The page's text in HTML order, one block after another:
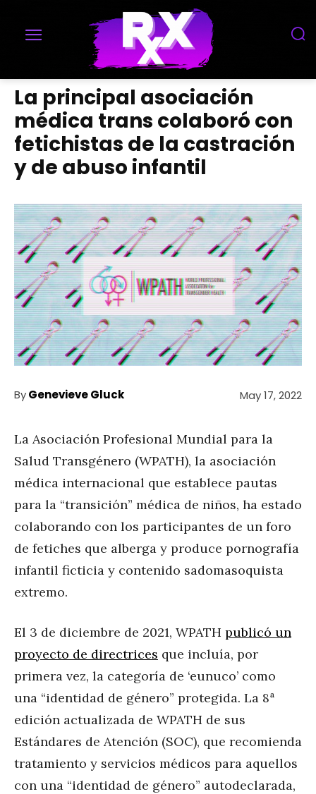
La principal asociación
médica trans colaboró con
fetichistas de la castración
y de abuso infantil
ByGenevieve Gluck May 17, 2022
La Asociación Profesional Mundial para la
Salud Transgénero (WPATH), la asociación
médica internacional que establece pautas
para la “transición” médica de niños, ha estado
colaborando con los participantes de un foro
de fetiches que alberga y produce pornografía
infantil ficticia y contenido sadomasoquista
extremo.
El 3 de diciembre de 2021, WPATH publicó un
proyecto de directrices que incluía, por
primera vez, la categoría de ‘eunuco’ como
una “identidad de género” protegida. La 8ª
edición actualizada de WPATH de sus
Estándares de Atención (SOC), que recomienda
tratamiento y servicios médicos para aquellos
con una “identidad de género” autodeclarada,